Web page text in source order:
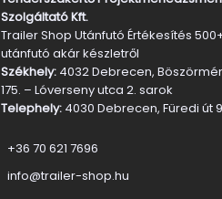
Szolgáltató Kft.
Trailer Shop Utánfutó Értékesítés
utánfutó akár készletről
Székhely: 4032 Debrecen,
175. – Lóverseny utca 2. sarok
Telephely: 4030 Debrecen, Füredi út
+36 70 621 7696
info@trailer-shop.hu